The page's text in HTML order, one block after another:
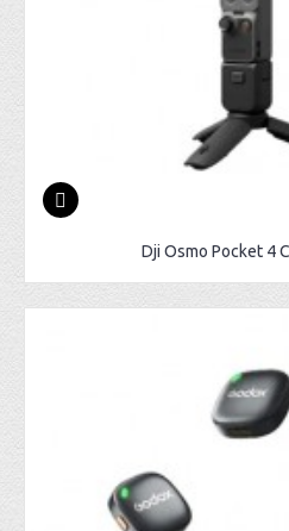
Dji Osmo Pocket 4